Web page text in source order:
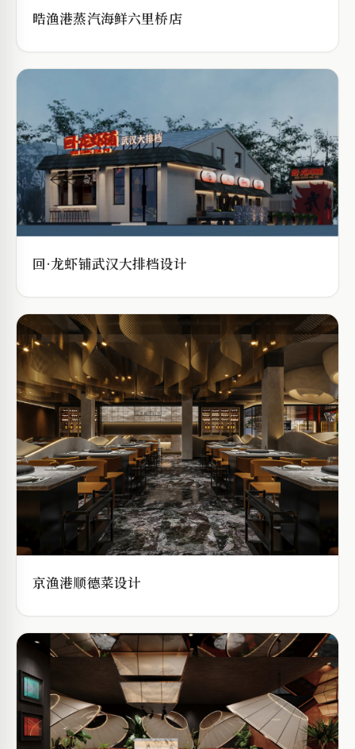
晧渔港蒸汽海鲜六里桥店
回·龙虾铺武汉大排档设计
京渔港顺德菜设计